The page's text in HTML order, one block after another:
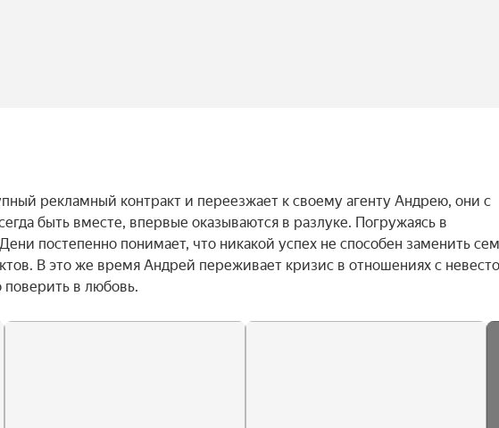
рекламный контракт и переезжает к своему агенту Андрею, они с
быть вместе, впервые оказываются в разлуке. Погружаясь в
постепенно понимает, что никакой успех не способен заменить
В это же время Андрей переживает кризис в отношениях с
в любовь.